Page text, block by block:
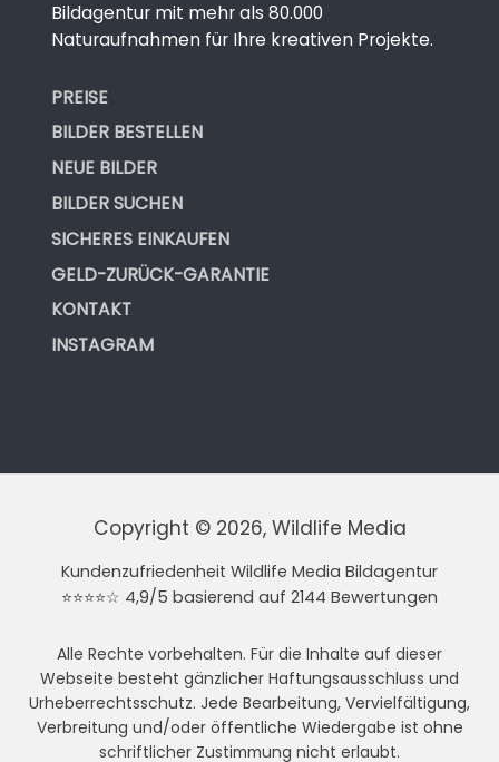
Bildagentur mit mehr als 80.000
Naturaufnahmen für Ihre kreativen Projekte.
PREISE
BILDER BESTELLEN
NEUE BILDER
BILDER SUCHEN
SICHERES EINKAUFEN
GELD-ZURÜCK-GARANTIE
KONTAKT
INSTAGRAM
Copyright © 2026, Wildlife Media
Kundenzufriedenheit Wildlife Media Bildagentur
⭐⭐⭐⭐☆ 4,9/5 basierend auf 2144 Bewertungen
Alle Rechte vorbehalten. Für die Inhalte auf dieser
Webseite besteht gänzlicher Haftungsausschluss und
Urheberrechtsschutz. Jede Bearbeitung, Vervielfältigung,
Verbreitung und/oder öffentliche Wiedergabe ist ohne
schriftlicher Zustimmung nicht erlaubt.